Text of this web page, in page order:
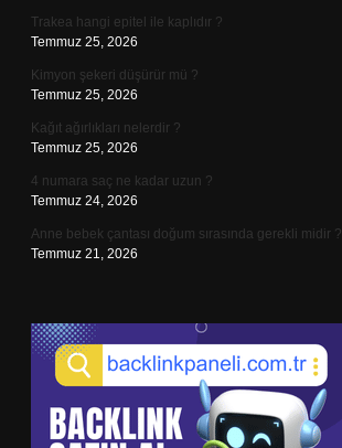
Trakea hangi epitel ile kaplıdır ?
Temmuz 25, 2026
Kimyon şekeri düşürür mü ?
Temmuz 25, 2026
Kağıt ağırlıkları nelerdir ?
Temmuz 25, 2026
4 numara saç ne kadar uzun ?
Temmuz 24, 2026
Anne bebek çantası doğum sırasında gerekli midir ?
Temmuz 21, 2026